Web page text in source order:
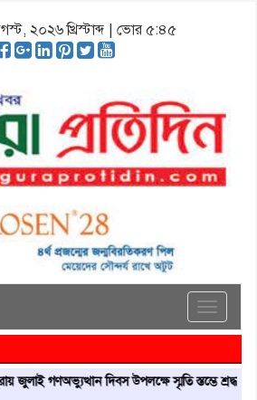
২০২৬ খ্রিস্টাব্দ | ভোর ৫:৪৫
Toggle
দিবস উপলক্ষে স্মৃতি স্তম্ভে শ্রদ্ধা নিবেদন